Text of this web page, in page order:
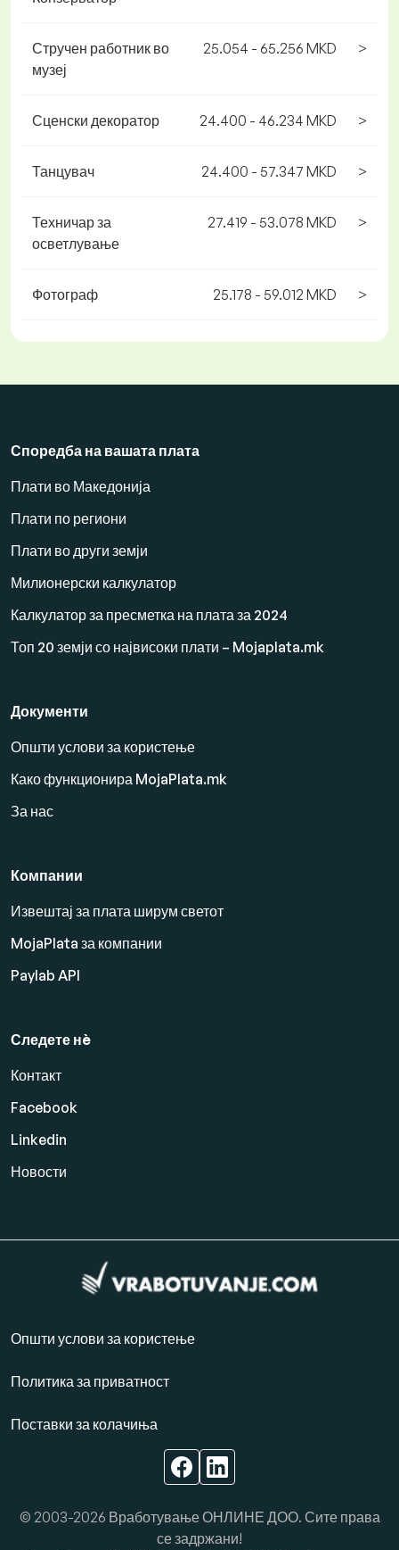
Стручен работник во
музеј
25.054 - 65.256 MKD >
Сценски декоратор 24.400 - 46.234 MKD >
Танцувач 24.400 - 57.347 MKD >
Техничар за
осветлување
27.419 - 53.078 MKD >
Фотограф 25.178 - 59.012 MKD >
Споредба на вашата плата
Плати во Македонија
Плати по региони
Плати во други земји
Милионерски калкулатор
Калкулатор за пресметка на плата за 2024
Топ 20 земји со највисоки плати – Mojaplata.mk
Документи
Општи услови за користење
Како функционира MojaPlata.mk
За нас
Компании
Извештај за плата ширум светот
MojaPlata за компании
Paylab API
Следете нè
Контакт
Facebook
Linkedin
Новости
Општи услови за користење
Политика за приватност
Поставки за колачиња
© 2003-2026 Вработување ОНЛИНЕ ДОО. Сите права
се задржани!